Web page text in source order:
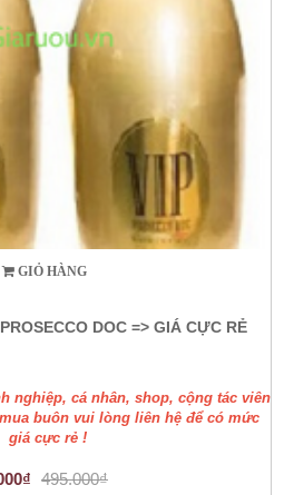
GIỎ HÀNG
DOC => GIÁ CỰC RẺ
nghiệp, cá nhân, shop, cộng tác viên
buôn vui lòng liên hệ để có mức
giá cực rẻ !
495.000₫